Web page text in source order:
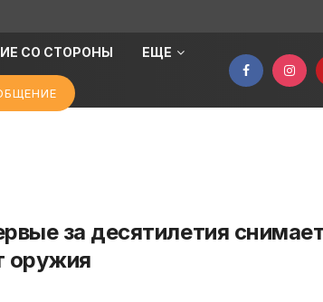
СО СТОРОНЫ ЕЩЕ
за десятилетия
оружия